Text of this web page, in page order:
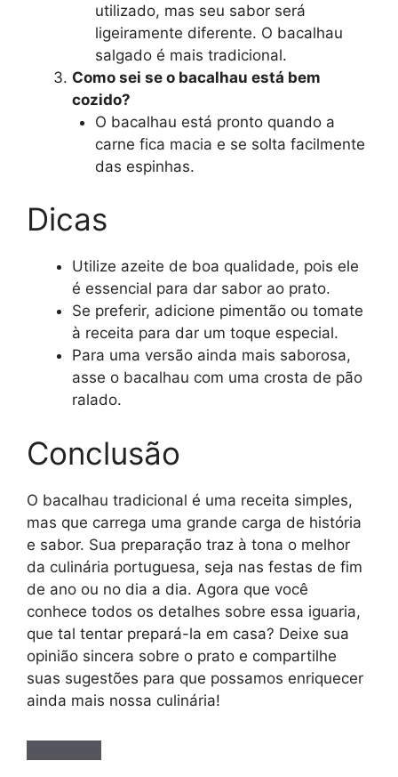
utilizado, mas seu sabor será
ligeiramente diferente. O bacalhau
salgado é mais tradicional.
Como sei se o bacalhau está bem
cozido?
O bacalhau está pronto quando a
carne fica macia e se solta facilmente
das espinhas.
Dicas
Utilize azeite de boa qualidade, pois ele
é essencial para dar sabor ao prato.
Se preferir, adicione pimentão ou tomate
à receita para dar um toque especial.
Para uma versão ainda mais saborosa,
asse o bacalhau com uma crosta de pão
ralado.
Conclusão
O bacalhau tradicional é uma receita simples,
mas que carrega uma grande carga de história
e sabor. Sua preparação traz à tona o melhor
da culinária portuguesa, seja nas festas de fim
de ano ou no dia a dia. Agora que você
conhece todos os detalhes sobre essa iguaria,
que tal tentar prepará-la em casa? Deixe sua
opinião sincera sobre o prato e compartilhe
suas sugestões para que possamos enriquecer
ainda mais nossa culinária!